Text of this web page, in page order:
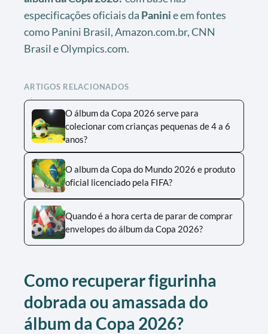
especificações oficiais da Paninie em fontes
como Panini Brasil, Amazon.com.br, CNN
Brasil e Olympics.com.
ARTIGOS RELACIONADOS
O álbum da Copa 2026 serve para
colecionar com crianças pequenas de 4 a 6
anos?
O album da Copa do Mundo 2026 e produto
oficial licenciado pela FIFA?
Quando é a hora certa de parar de comprar
envelopes do álbum da Copa 2026?
Como recuperar figurinha
dobrada ou amassada do
álbum da Copa 2026?